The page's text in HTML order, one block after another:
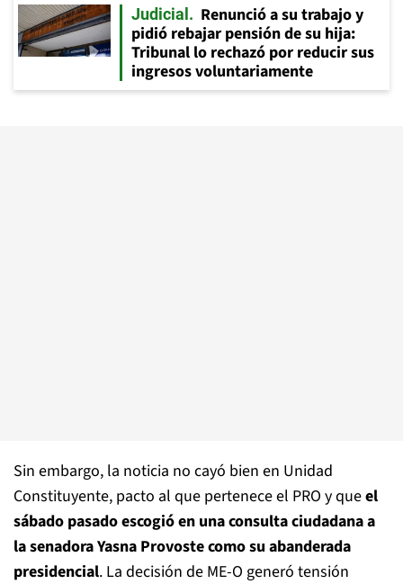
Judicial
Renunció a su trabajo y
pidió rebajar pensión de su hija:
Tribunal lo rechazó por reducir sus
ingresos voluntariamente
Sin embargo, la noticia no cayó bien en Unidad
Constituyente, pacto al que pertenece el PRO y queel
sábado pasado escogió en una consulta ciudadana a
la senadora Yasna Provoste como su abanderada
presidencial. La decisión de ME-O generó tensión